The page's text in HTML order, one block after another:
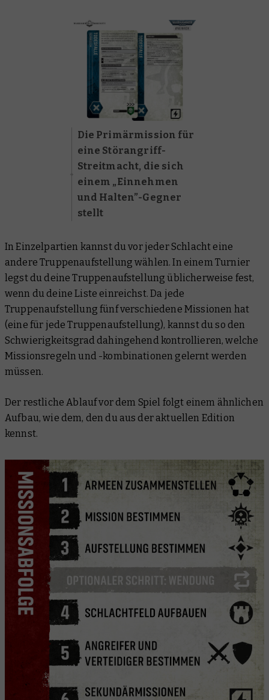
Die Primärmission für
eine Störangriff-
Streitmacht, die sich
einem „Einnehmen
und Halten”-Gegner
stellt
In Einzelpartien kannst du vor jeder Schlacht eine
andere Truppenaufstellung wählen. In einem Turnier
legst du deine Truppenaufstellung üblicherweise fest,
wenn du deine Liste einreichst. Da jede
Truppenaufstellung fünf verschiedene Missionen hat
(eine für jede Truppenaufstellung), kannst du so den
Schwierigkeitsgrad dahingehend kontrollieren, welche
Missionsregeln und -kombinationen gelernt werden
müssen.
Der restliche Ablauf vor dem Spiel folgt einem ähnlichen
Aufbau, wie dem, den du aus der aktuellen Edition
kennst.